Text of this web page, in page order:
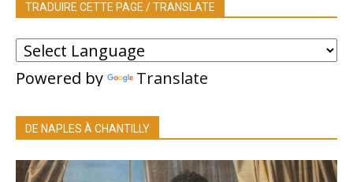
TRADUIRE CETTE PAGE / TRANSLATE
Powered by Translate
DE NAPLES À CHANTILLY